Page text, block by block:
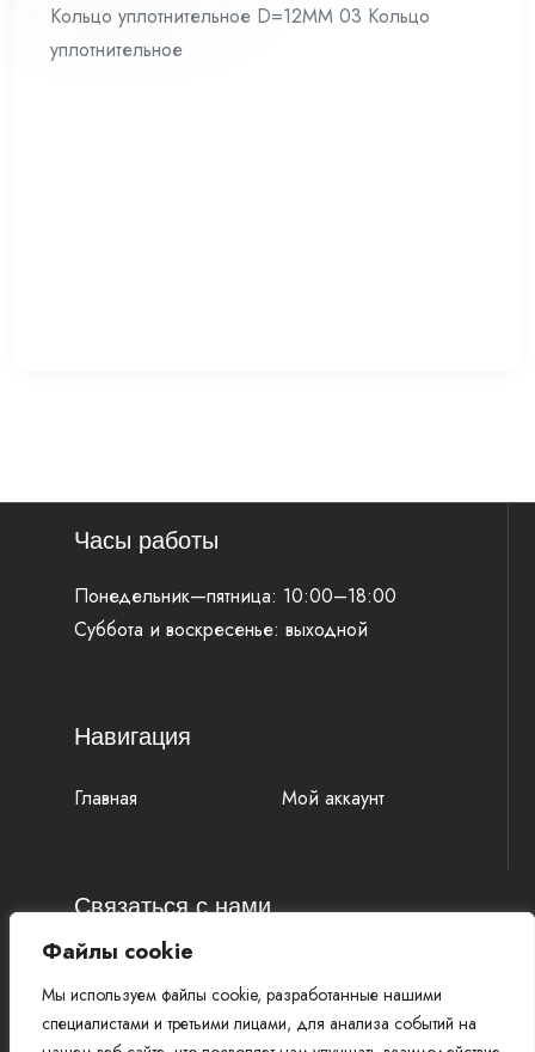
Файлы cookie
Мы используем файлы cookie, разработанные нашими
специалистами и третьими лицами, для анализа событий на
Кольцо уплотнительное D=12MM 03 Кольцо
уплотнительное
Часы работы
Понедельник—пятница: 10:00–18:00
Суббота и воскресенье: выходной
Навигация
Главная Мой аккаунт
Связаться с нами
4k-parts@mail.ru
+7 (977) 777 91 19 Василий